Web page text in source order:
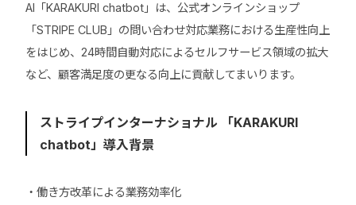
AI「KARAKURI chatbot」は、公式オンラインショップ
「STRIPE CLUB」の問い合わせ対応業務における生産性向上
をはじめ、24時間自動対応によるセルフサービス領域の拡大
など、顧客満足度の更なる向上に貢献してまいります。
ストライプインターナショナル 「KARAKURI
chatbot」導入背景
・働き方改革による業務効率化